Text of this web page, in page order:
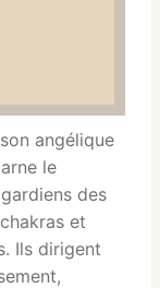
angélique
le
des
et
Ils dirigent